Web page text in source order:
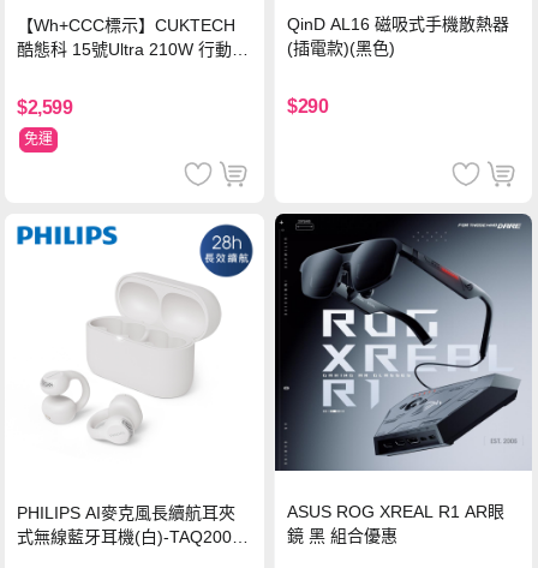
【Wh+CCC標示】CUKTECH
酷態科 15號Ultra 210W 行動電
$2,599
免運
QinD AL16 磁吸式手機散熱器
(插電款)(黑色)
$290
PHILIPS AI麥克風長續航耳夾
式無線藍牙耳機(白)-TAQ2000
ASUS ROG XREAL R1 AR眼
鏡 黑 組合優惠